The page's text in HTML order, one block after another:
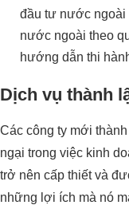
đầu tư nước ngoài
nước ngoài theo
hướng dẫn thi
Dịch vụ thành
Các công ty mới
ngại trong việc kinh
trở nên cấp thiết và
những lợi ích mà nó